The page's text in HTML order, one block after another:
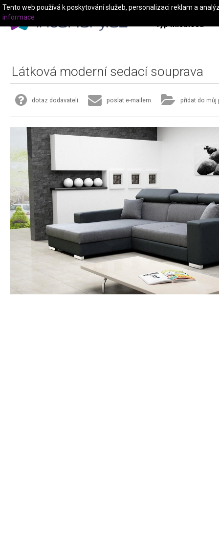
Typ místnosti
Látková moderní sedací souprava
dotaz dodavateli poslat e-mailem přidat do můj
Tento web používá k poskytování služeb, personalizaci reklam a
informace